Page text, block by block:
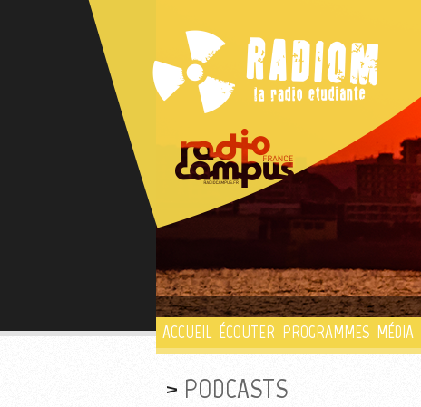
ACCUEIL ÉCOUTER PROGRAMMES MÉDIA
PODCASTS